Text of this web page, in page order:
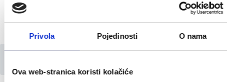
Privola Pojedinosti O nama
Ova web-stranica koristi kolačiće